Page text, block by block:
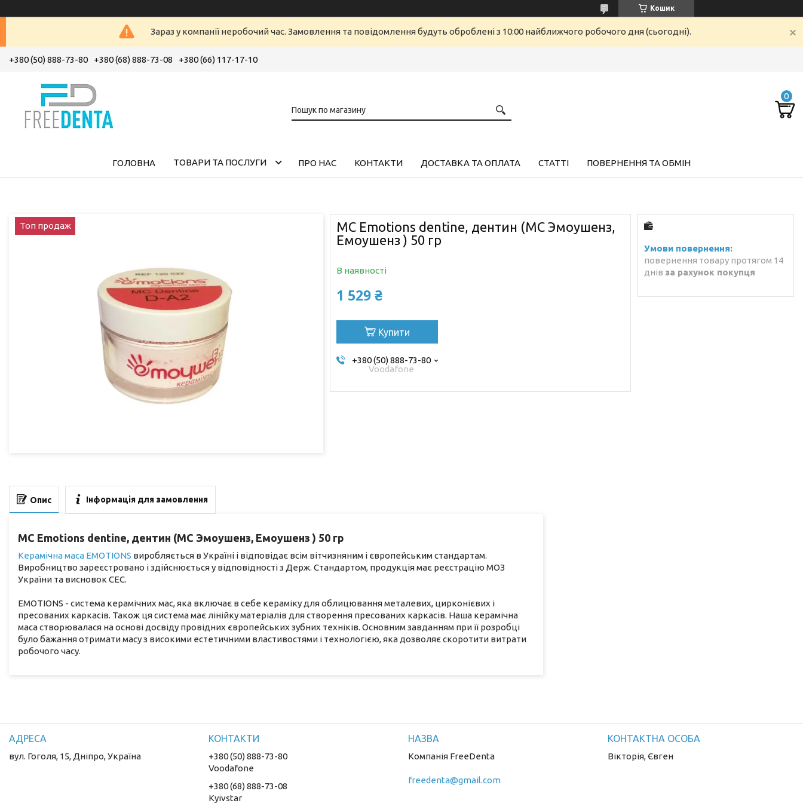
Кошик
Зараз у компанії неробочий час. Замовлення та повідомлення будуть оброблені з 10:00 найближчого робочого дня (сьогодні).
+380 (50) 888-73-80 +380 (68) 888-73-08 +380 (66) 117-17-10
ГОЛОВНА ТОВАРИ ТА ПОСЛУГИ ПРО НАС КОНТАКТИ ДОСТАВКА ТА ОПЛАТА СТАТТІ ПОВЕРНЕННЯ ТА ОБМІН
Топ продаж
MC Emotions dentine, дентин (МС Эмоушенз,
Емоушенз ) 50 гр
В наявності
1 529 ₴
Купити
+380 (50) 888-73-80
Voodafone
повернення товару протягом 14
днів за рахунок покупця
Опис Інформація для замовлення
MC Emotions dentine, дентин (МС Эмоушенз, Емоушенз ) 50 гр
Керамічна маса EMOTIONS виробляється в Україні і відповідає всім вітчизняним і європейським стандартам.
Виробництво зареєстровано і здійснюється у відповідності з Держ. Стандартом, продукція має реєстрацію МОЗ
України та висновок СЕС.
EMOTIONS - система керамічних мас, яка включає в себе кераміку для облицювання металевих, цирконієвих і
пресованих каркасів. Також ця система має лінійку матеріалів для створення пресованих каркасів. Наша керамічна
маса створювалася на основі досвіду провідних європейських зубних техніків. Основним завданням при її розробці
було бажання отримати масу з високими естетичними властивостями і технологією, яка дозволяє скоротити витрати
робочого часу.
вул. Гоголя, 15, Дніпро, Україна
+380 (50) 888-73-80
Voodafone
+380 (68) 888-73-08
Kyivstar
Компанія FreeDenta
freedenta@gmail.com
Вікторія, Євген